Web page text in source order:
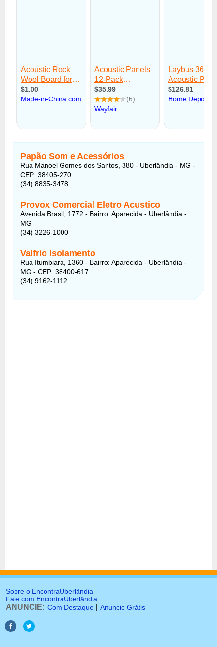
Papão Som e Acessórios
Rua Manoel Gomes dos Santos, 380 - Uberlândia - MG -
CEP: 38405-270
(34) 8835-3478
Provox Comercial Eletro Acustico
Avenida Brasil, 1772 - Bairro: Aparecida - Uberlândia -
MG
(34) 3226-1000
Valfrio Isolamento
Rua Itumbiara, 1360 - Bairro: Aparecida - Uberlândia -
MG - CEP: 38400-617
(34) 9162-1112
Sobre o EncontraUberlândia
Fale com EncontraUberlândia
ANUNCIE: Com Destaque Anuncie Grátis